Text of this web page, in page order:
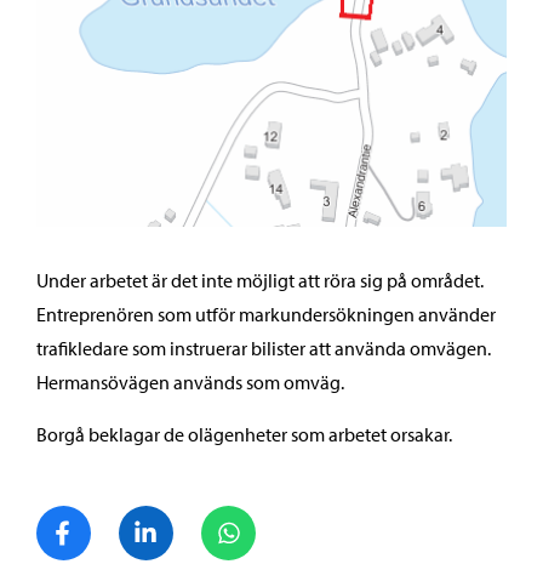
Under arbetet är det inte möjligt att röra sig på området.
Entreprenören som utför markundersökningen använder
trafikledare som instruerar bilister att använda omvägen.
Hermansövägen används som omväg.
Borgå beklagar de olägenheter som arbetet orsakar.
Dela på FacebookDela på LinkedIn